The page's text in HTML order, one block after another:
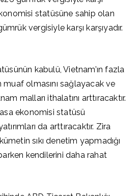
statüsüne sahip olan
vergisiyle karşı karşıyadır.
kabulü, Vietnam’ın fazla
olmasını sağlayacak ve
malları ithalatını arttıracaktır.
ekonomisi statüsü
da arttıracaktır. Zira
sıkı denetim yapmadığı
kendilerini daha rahat